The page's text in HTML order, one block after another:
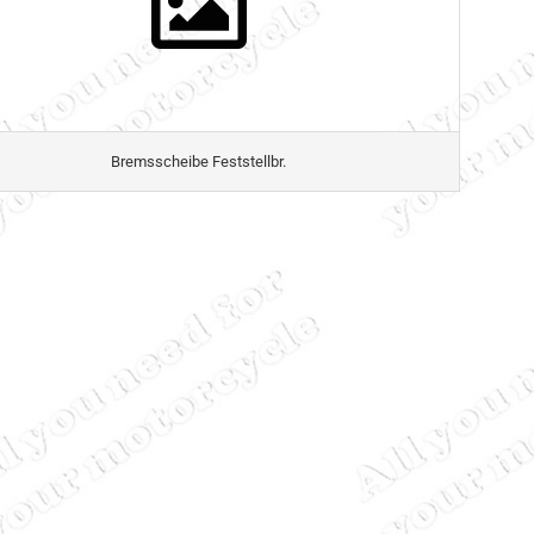
Bremsscheibe Feststellbr.